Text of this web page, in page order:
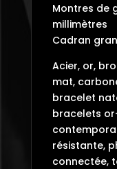
Montres de
millimètres
Cadran
Acier, or,
mat,
bracelet
bracelets
résistante,
connectée,